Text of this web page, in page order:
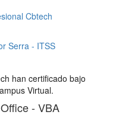
Cbtech
Serra - ITSS
han certificado bajo
Virtual.
- VBA